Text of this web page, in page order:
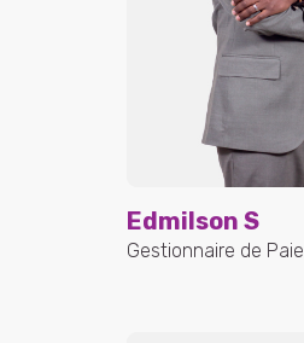
Edmilson S
Gestionnaire de Paie